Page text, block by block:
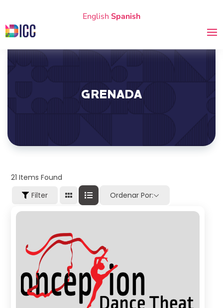
English Spanish
GRENADA
21 Items Found
Filter
Ordenar Por: